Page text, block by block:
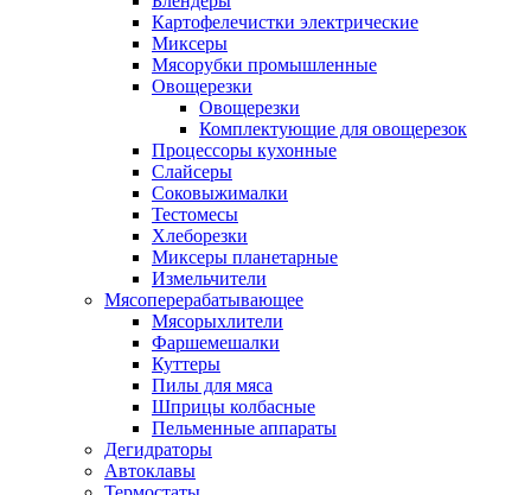
Картофелечистки электрические
Миксеры
Мясорубки промышленные
Овощерезки
Овощерезки
Комплектующие для овощерезок
Процессоры кухонные
Слайсеры
Соковыжималки
Тестомесы
Хлеборезки
Миксеры планетарные
Измельчители
Мясоперерабатывающее
Мясорыхлители
Фаршемешалки
Куттеры
Пилы для мяса
Шприцы колбасные
Пельменные аппараты
Дегидраторы
Автоклавы